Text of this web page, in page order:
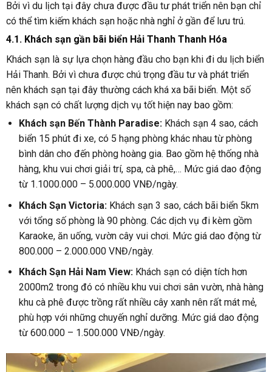
Bởi vì du lịch tại đây chưa được đầu tư phát triển nên bạn chỉ
có thể tìm kiếm khách sạn hoặc nhà nghỉ ở gần để lưu trú.
4.1. Khách sạn gần bãi biển Hải Thanh Thanh Hóa
Khách sạn là sự lựa chọn hàng đầu cho bạn khi đi du lịch biển
Hải Thanh. Bởi vì chưa được chú trọng đầu tư và phát triển
nên khách sạn tại đây thường cách khá xa bãi biển. Một số
khách sạn có chất lượng dịch vụ tốt hiện nay bao gồm:
Khách sạn Bến Thành Paradise:Khách sạn 4 sao, cách
biển 15 phút đi xe, có 5 hạng phòng khác nhau từ phòng
bình dân cho đến phòng hoàng gia. Bao gồm hệ thống nhà
hàng, khu vui chơi giải trí, spa, cà phê,… Mức giá dao động
từ 1.1000.000 – 5.000.000 VNĐ/ngày.
Khách Sạn Victoria:Khách sạn 3 sao, cách bãi biển 5km
với tổng số phòng là 90 phòng. Các dịch vụ đi kèm gồm
Karaoke, ăn uống, vườn cây vui chơi. Mức giá dao động từ
800.000 – 2.000.000 VNĐ/ngày.
Khách Sạn Hải Nam View: Khách sạn có diện tích hơn
2000m2 trong đó có nhiều khu vui chơi sân vườn, nhà hàng
khu cà phê được trồng rất nhiều cây xanh nên rất mát mẻ,
phù hợp với những chuyến nghỉ dưỡng. Mức giá dao động
từ 600.000 – 1.500.000 VNĐ/ngày.